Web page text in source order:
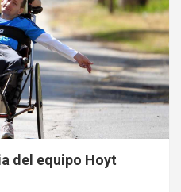
del equipo Hoyt